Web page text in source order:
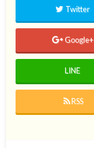
Twitter
Google+
LINE
RSS